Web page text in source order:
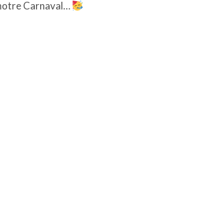
Carnaval…